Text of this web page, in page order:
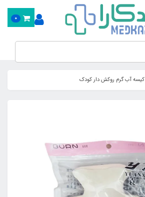
0
کیسه آب گرم روکش دار کودک